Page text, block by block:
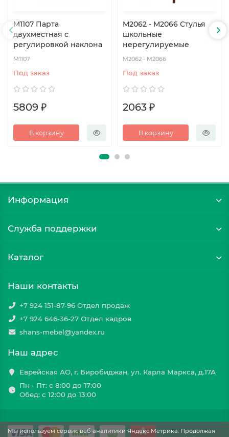
M1107 Парта
двухместная с
регулировкой наклона
М1107
Под заказ
5809 ₽
В корзину
М2062 - М2066 Стулья
школьные
нерегулируемые
М2062 - М2066
Под заказ
2063 ₽
В корзину
Мы используем сервис веб-аналитики Яндекс Метрика. Продолжая
Информация
Служба поддержки
Каталог
Наши контакты
+7 924 151-87-96 Отдел продаж
+7 924 646-36-27 Отдел кадров
shans-mebel@yandex.ru
Наш адрес
Еврейская АО, г. Биробиджан, ул. Карла Маркса, д.17А
Пн - Пт: с 8:00 до 17:00
Обед: с 12:00 до 13:00